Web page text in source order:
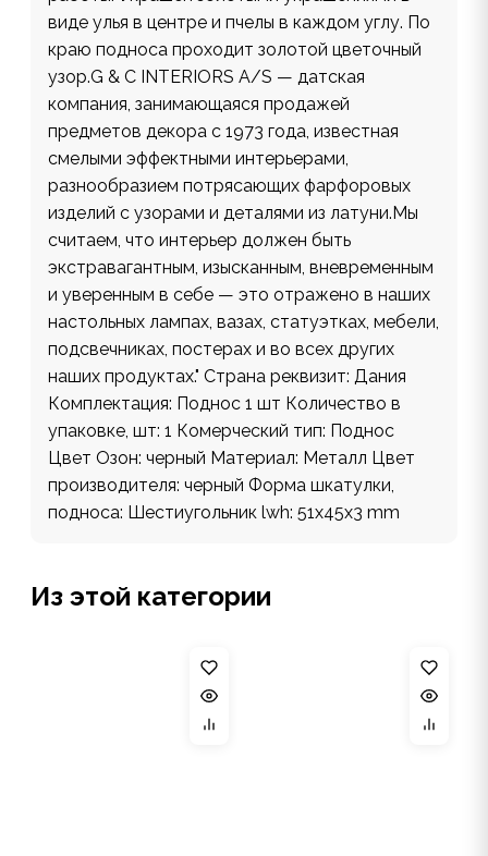
виде улья в центре и пчелы в каждом углу. По
краю подноса проходит золотой цветочный
узор.G & C INTERIORS A/S — датская
компания, занимающаяся продажей
предметов декора с 1973 года, известная
смелыми эффектными интерьерами,
разнообразием потрясающих фарфоровых
изделий с узорами и деталями из латуни.Мы
считаем, что интерьер должен быть
экстравагантным, изысканным, вневременным
и уверенным в себе — это отражено в наших
настольных лампах, вазах, статуэтках, мебели,
подсвечниках, постерах и во всех других
наших продуктах." Страна реквизит: Дания
Комплектация: Поднос 1 шт Количество в
упаковке, шт: 1 Комерческий тип: Поднос
Цвет Озон: черный Материал: Металл Цвет
производителя: черный Форма шкатулки,
подноса: Шестиугольник lwh: 51x45x3 mm
Из этой категории